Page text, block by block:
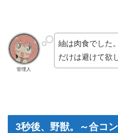
管理人
紬は肉食でした
だけは避けて欲
3秒後、野獣。～合コ